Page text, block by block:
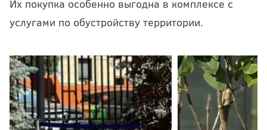
Их покупка особенно выгодна в комплексе с
услугами по обустройству территории.